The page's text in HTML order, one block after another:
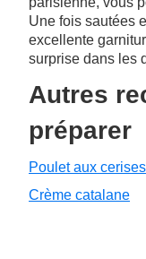
Une fois sautées
excellente
surprise dans les
Autres
préparer
Poulet aux cerises
Crème catalane